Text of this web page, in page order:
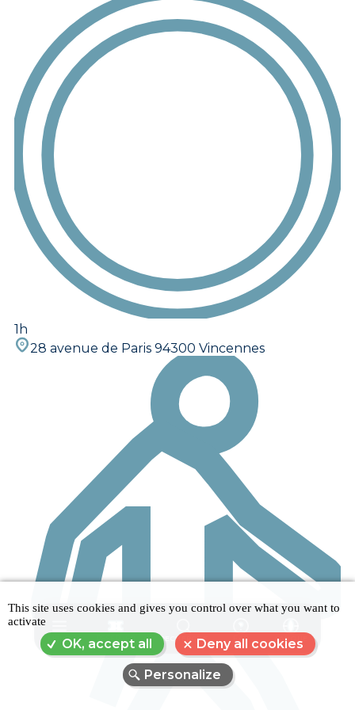
1h
28 avenue de Paris 94300 Vincennes
MENU RÉSERVER RECHERCHE FAQ LANGUE
This site uses cookies and gives you control over what you want to
activate
OK, accept all Deny all cookies
Personalize